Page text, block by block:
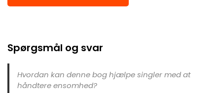
Spørgsmål og svar
Hvordan kan denne bog hjælpe singler med at
håndtere ensomhed?